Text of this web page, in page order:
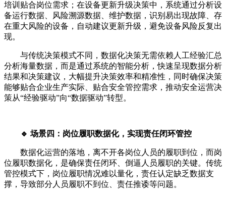
培训贴合岗位需求；在设备更新升级决策中，系统通过分析设
备运行数据、风险溯源数据、维护数据，识别易出现故障、存
在重大风险的设备，自动建议更新升级，避免设备风险反复出
现。
与传统决策模式不同，数据化决策无需依赖人工经验汇总
分析海量数据，而是通过系统的智能分析，快速呈现数据分析
结果和决策建议，大幅提升决策效率和精准性，同时确保决策
能够贴合企业生产实际、贴合安全管控需求，推动安全运营决
策从“经验驱动”向“数据驱动”转型。
🔹 场景四：岗位履职数据化，实现责任闭环管控
数据化运营的落地，离不开各岗位人员的履职到位，而岗
位履职数据化，是确保责任闭环、倒逼人员履职的关键。传统
管控模式下，岗位履职情况难以量化，责任认定缺乏数据支
撑，导致部分人员履职不到位、责任推诿等问题。